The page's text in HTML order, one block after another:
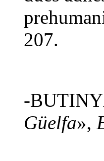
207.
-
Güelfa»,